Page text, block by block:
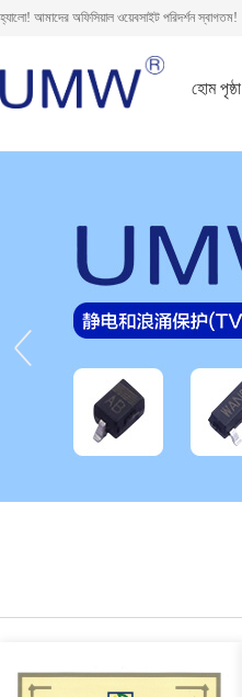
হ্যালো! আমাদের অফিসিয়াল ওয়েবসাইট পরিদর্শন স্বাগতম!
হোম পৃষ্ঠা